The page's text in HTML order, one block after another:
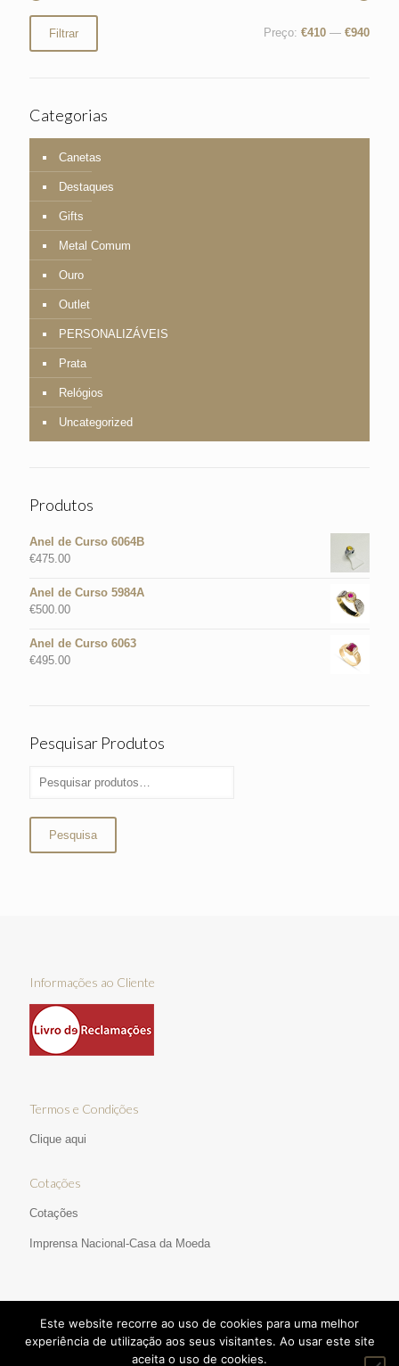
mínimo
máximo
Filtrar Preço: €410 — €940
Categorias
Canetas
Destaques
Gifts
Metal Comum
Ouro
Outlet
PERSONALIZÁVEIS
Prata
Relógios
Uncategorized
Produtos
Anel de Curso 6064B
€475.00
Anel de Curso 5984A
€500.00
Anel de Curso 6063
€495.00
Pesquisar Produtos
Pesquisa
Informações ao Cliente
Termos e Condições
Clique aqui
Cotações
Cotações
Imprensa Nacional-Casa da Moeda
© 2017 Ourivesaria Manata | Direitos Reservados | Desenvolvido
Este website recorre ao uso de cookies para uma melhor
experiência de utilização aos seus visitantes. Ao usar este site
aceita o uso de cookies.